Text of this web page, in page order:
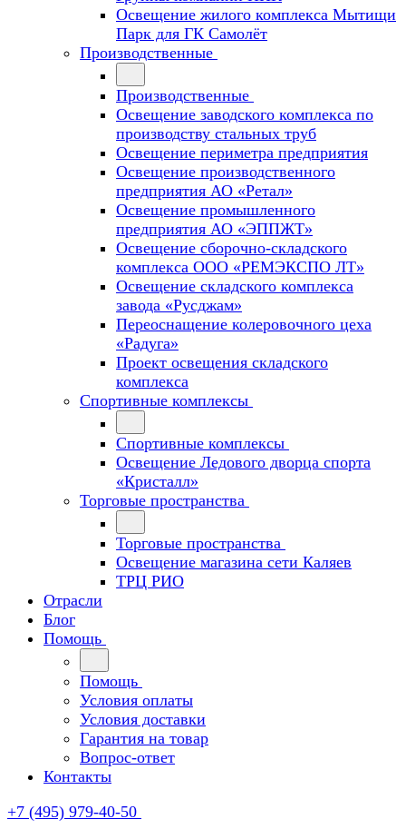
Освещение жилого комплекса Мытищи
Парк для ГК Самолёт
Производственные
Производственные
Освещение заводского комплекса по
производству стальных труб
Освещение периметра предприятия
Освещение производственного
предприятия АО «Ретал»
Освещение промышленного
предприятия АО «ЭППЖТ»
Освещение сборочно-складского
комплекса ООО «РЕМЭКСПО ЛТ»
Освещение складского комплекса
завода «Русджам»
Переоснащение колеровочного цеха
«Радуга»
Проект освещения складского
комплекса
Спортивные комплексы
Спортивные комплексы
Освещение Ледового дворца спорта
«Кристалл»
Торговые пространства
Торговые пространства
Освещение магазина сети Каляев
ТРЦ РИО
Отрасли
Блог
Помощь
Помощь
Условия оплаты
Условия доставки
Гарантия на товар
Вопрос-ответ
Контакты
+7 (495) 979-40-50